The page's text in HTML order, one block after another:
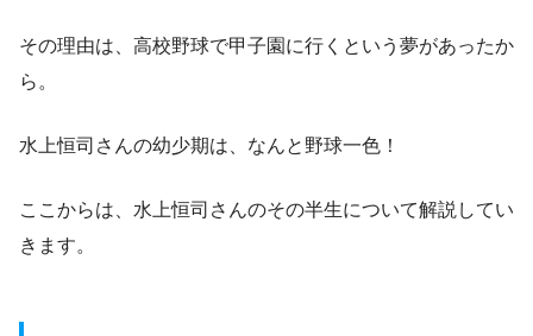
その理由は、 高校野球で甲子園に行くという夢があったか
ら。
水上恒司さんの幼少期は、なんと野球一色！
ここからは、水上恒司さんのその半生について解説してい
きます。